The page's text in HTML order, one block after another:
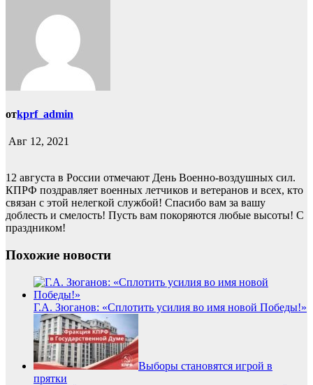
отkprf_admin
Авг 12, 2021
12 августа в России отмечают День Военно-воздушных сил.
КПРФ поздравляет военных летчиков и ветеранов и всех, кто
связан с этой нелегкой службой! Спасибо вам за вашу
доблесть и смелость! Пусть вам покоряются любые высоты! С
праздником!
Похожие новости
Г.А. Зюганов: «Сплотить усилия во имя новой Победы!»
Выборы становятся игрой в
прятки